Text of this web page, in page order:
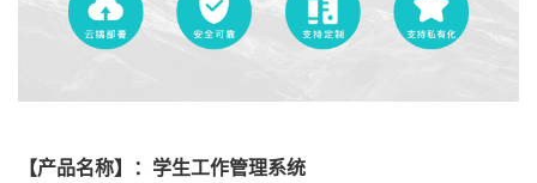
【产品名称】：学生工作管理系统